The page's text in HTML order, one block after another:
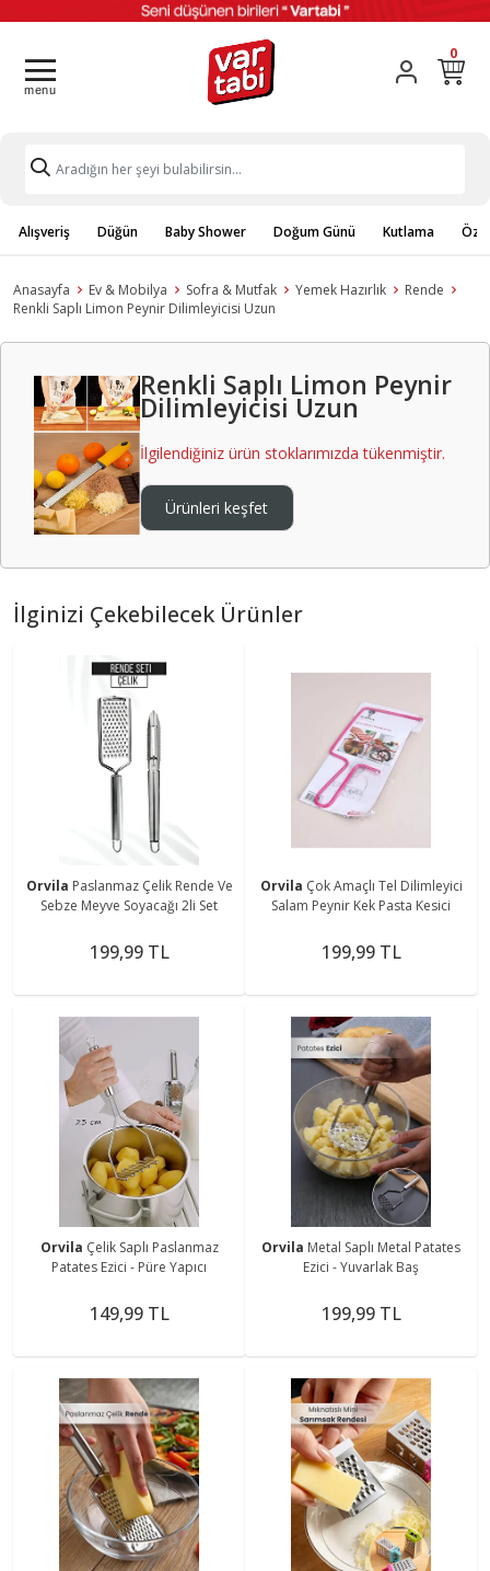
0
Alışveriş Düğün Baby Shower Doğum Günü Kutlama
Anasayfa Ev & Mobilya Sofra & Mutfak Yemek Hazırlık
Rende
Renkli Saplı Limon Peynir Dilimleyicisi Uzun
Renkli Saplı Limon Peynir
Dilimleyicisi Uzun
İlgilendiğiniz ürün stoklarımızda tükenmiştir.
Ürünleri keşfet
İlginizi Çekebilecek Ürünler
Orvila Paslanmaz Çelik Rende Ve
Sebze Meyve Soyacağı 2li Set
199,99 TL
Orvila Çok Amaçlı Tel Dilimleyici
Salam Peynir Kek Pasta Kesici
199,99 TL
Orvila Çelik Saplı Paslanmaz
Patates Ezici - Püre Yapıcı
149,99 TL
Orvila Metal Saplı Metal Patates
Ezici - Yuvarlak Baş
199,99 TL